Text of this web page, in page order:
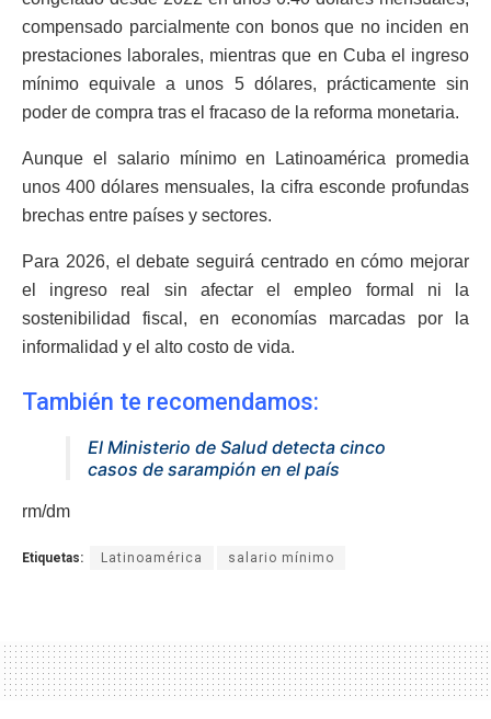
compensado parcialmente con bonos que no inciden en
prestaciones laborales, mientras que en Cuba el ingreso
mínimo equivale a unos 5 dólares, prácticamente sin
poder de compra tras el fracaso de la reforma monetaria.
Aunque el salario mínimo en Latinoamérica promedia
unos 400 dólares mensuales, la cifra esconde profundas
brechas entre países y sectores.
Para 2026, el debate seguirá centrado en cómo mejorar
el ingreso real sin afectar el empleo formal ni la
sostenibilidad fiscal, en economías marcadas por la
informalidad y el alto costo de vida.
También te recomendamos:
El Ministerio de Salud detecta cinco
casos de sarampión en el país
rm/dm
Etiquetas: Latinoamérica salario mínimo